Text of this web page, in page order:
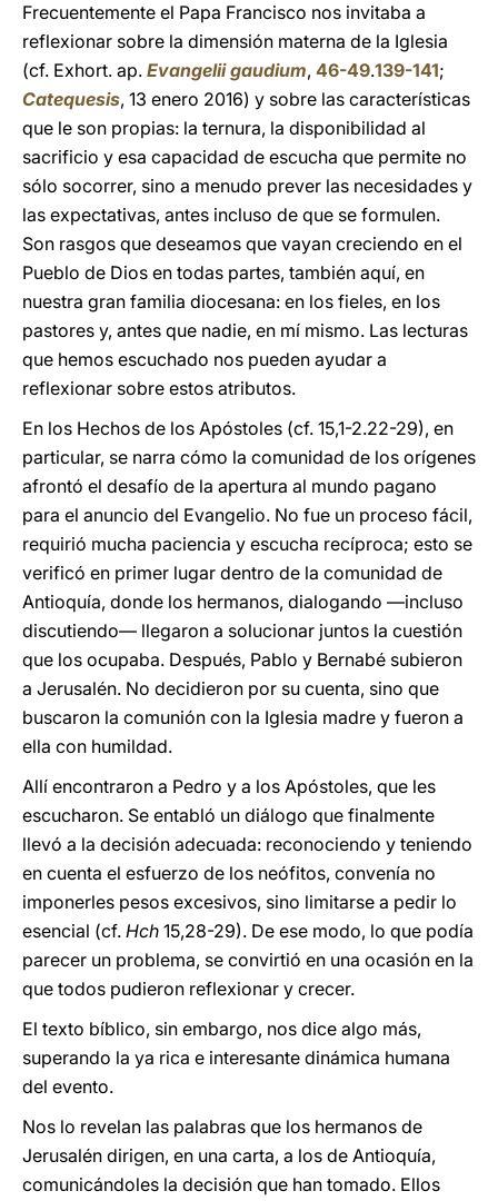
Frecuentemente el Papa Francisco nos invitaba a
reflexionar sobre la dimensión materna de la Iglesia
(cf. Exhort. ap. Evangelii gaudium, 46-49.139-141;
Catequesis, 13 enero 2016) y sobre las características
que le son propias: la ternura, la disponibilidad al
sacrificio y esa capacidad de escucha que permite no
sólo socorrer, sino a menudo prever las necesidades y
las expectativas, antes incluso de que se formulen.
Son rasgos que deseamos que vayan creciendo en el
Pueblo de Dios en todas partes, también aquí, en
nuestra gran familia diocesana: en los fieles, en los
pastores y, antes que nadie, en mí mismo. Las lecturas
que hemos escuchado nos pueden ayudar a
reflexionar sobre estos atributos.
En los Hechos de los Apóstoles (cf. 15,1-2.22-29), en
particular, se narra cómo la comunidad de los orígenes
afrontó el desafío de la apertura al mundo pagano
para el anuncio del Evangelio. No fue un proceso fácil,
requirió mucha paciencia y escucha recíproca; esto se
verificó en primer lugar dentro de la comunidad de
Antioquía, donde los hermanos, dialogando —incluso
discutiendo— llegaron a solucionar juntos la cuestión
que los ocupaba. Después, Pablo y Bernabé subieron
a Jerusalén. No decidieron por su cuenta, sino que
buscaron la comunión con la Iglesia madre y fueron a
ella con humildad.
Allí encontraron a Pedro y a los Apóstoles, que les
escucharon. Se entabló un diálogo que finalmente
llevó a la decisión adecuada: reconociendo y teniendo
en cuenta el esfuerzo de los neófitos, convenía no
imponerles pesos excesivos, sino limitarse a pedir lo
esencial (cf. Hch 15,28-29). De ese modo, lo que podía
parecer un problema, se convirtió en una ocasión en la
que todos pudieron reflexionar y crecer.
El texto bíblico, sin embargo, nos dice algo más,
superando la ya rica e interesante dinámica humana
del evento.
Nos lo revelan las palabras que los hermanos de
Jerusalén dirigen, en una carta, a los de Antioquía,
comunicándoles la decisión que han tomado. Ellos